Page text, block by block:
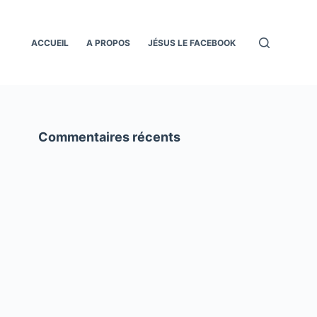
ACCUEIL A PROPOS JÉSUS LE FACEBOOK
Commentaires récents